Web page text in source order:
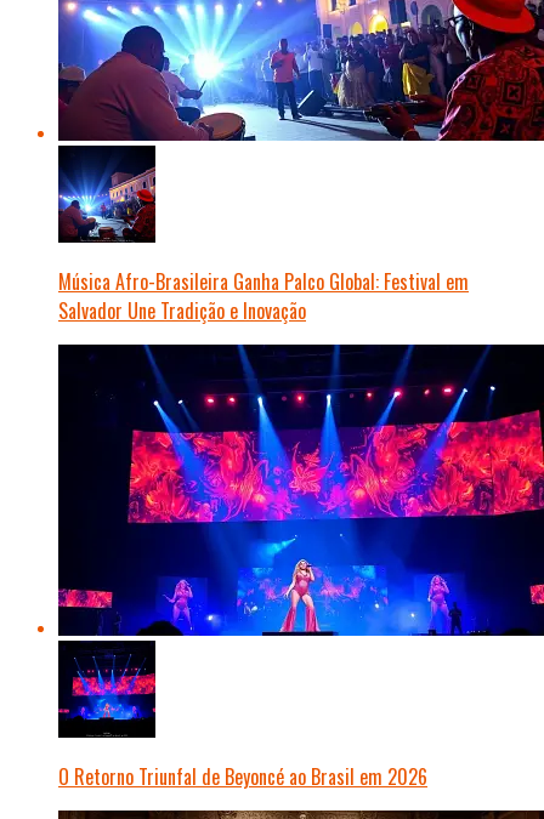
Música Afro-Brasileira Ganha Palco Global: Festival em
Salvador Une Tradição e Inovação
O Retorno Triunfal de Beyoncé ao Brasil em 2026